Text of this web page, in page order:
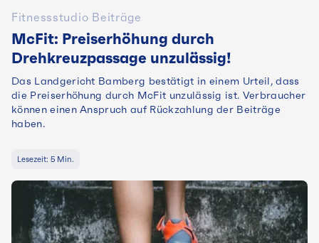
Fitnessstudio Beiträge
McFit: Preiserhöhung durch
Drehkreuzpassage unzulässig!
Das Landgericht Bamberg bestätigt in einem Urteil, dass
die Preiserhöhung durch McFit unzulässig ist. Verbraucher
können einen Anspruch auf Rückzahlung der Beiträge
haben.
Lesezeit: 5 Min.